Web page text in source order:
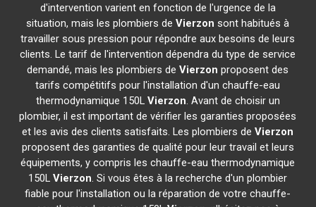
d'intervention varient en fonction de l'urgence de la
situation, mais les plombiers deVierzon sont habitués à
travailler sous pression pour répondre aux besoins de leurs
clients. Le tarif de l'intervention dépendra du type de service
demandé, mais les plombiers deVierzon proposent des
tarifs compétitifs pour l'installation d'un chauffe-eau
thermodynamique 150L Vierzon. Avant de choisir un
plombier, il est important de vérifier les garanties proposées
et les avis des clients satisfaits. Les plombiers deVierzon
proposent des garanties de qualité pour leur travail et leurs
équipements, y compris les chauffe-eau thermodynamique
150LVierzon. Si vous êtes à la recherche d'un plombier
fiable pour l'installation ou la réparation de votre chauffe-